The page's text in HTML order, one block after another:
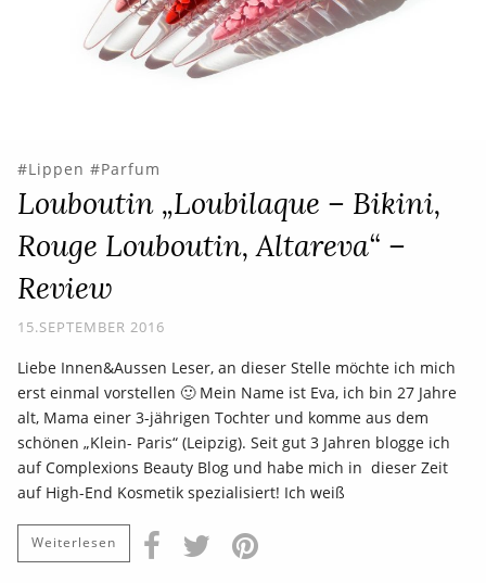
Lippen Parfum
Louboutin „Loubilaque – Bikini,
Rouge Louboutin, Altareva“ –
Review
15.SEPTEMBER 2016
Liebe Innen&Aussen Leser, an dieser Stelle möchte ich mich
erst einmal vorstellen 🙂 Mein Name ist Eva, ich bin 27 Jahre
alt, Mama einer 3-jährigen Tochter und komme aus dem
schönen „Klein- Paris“ (Leipzig). Seit gut 3 Jahren blogge ich
auf Complexions Beauty Blog und habe mich in dieser Zeit
auf High-End Kosmetik spezialisiert! Ich weiß
Weiterlesen